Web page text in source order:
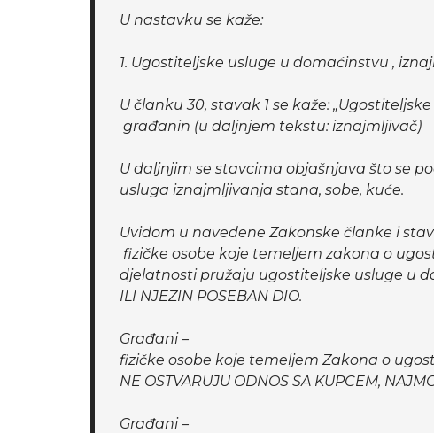
U nastavku se kaže:
1. Ugostiteljske usluge u domaćinstvu ,
U članku 30, stavak 1 se kaže:
građanin (u daljnjem tekstu: iznajmljivač)
U daljnjim se stavcima objašnjava što se
usluga iznajmljivanja stana, sobe, kuće.
Uvidom u navedene Zakonske članke i
fizičke osobe koje temeljem zakona o
djelatnosti pružaju ugostiteljske usluge u
ILI NJEZIN POSEBAN DIO.
Građani –
fizičke osobe koje temeljem Zakona o
NE OSTVARUJU ODNOS SA KUPCEM,
Građani –